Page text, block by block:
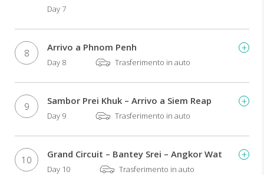
Day 7
8 Arrivo a Phnom Penh
Day 8 Trasferimento in auto
9 Sambor Prei Khuk – Arrivo a Siem Reap
Day 9 Trasferimento in auto
10 Grand Circuit – Bantey Srei – Angkor Wat
Day 10 Trasferimento in auto